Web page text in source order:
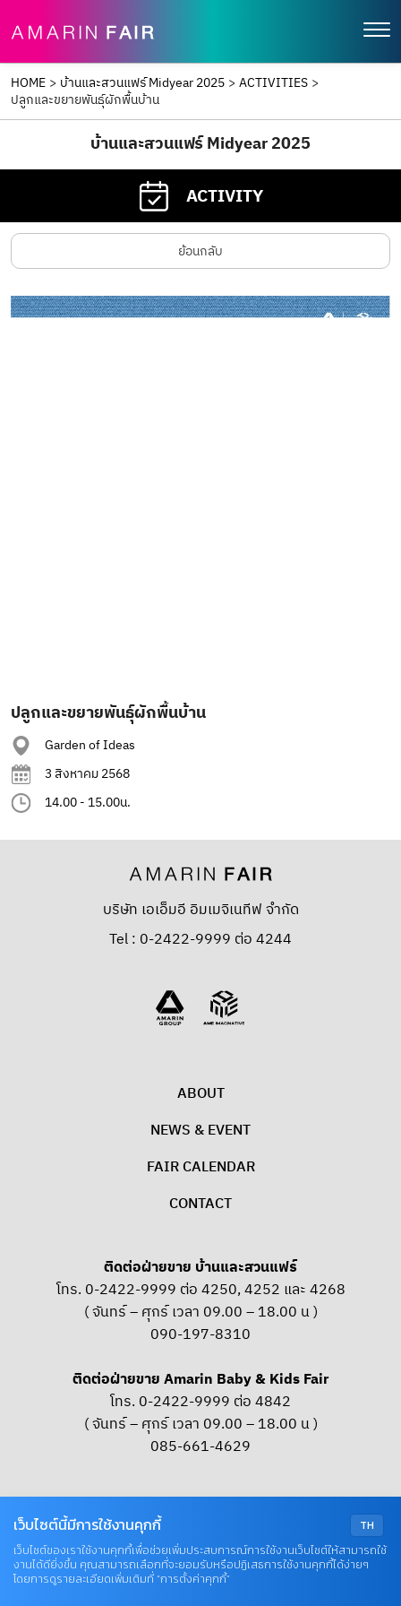
HOME > บ้านและสวนแฟร์ Midyear 2025 > ACTIVITIES >
ปลูกและขยายพันธุ์ผักพื้นบ้าน
บ้านและสวนแฟร์ Midyear 2025
ACTIVITY
ย้อนกลับ
ปลูกและขยายพันธุ์ผักพื้นบ้าน
Garden of Ideas
3 สิงหาคม 2568
14.00 - 15.00น.
บริษัท เอเอ็มอี อิมเมจิเนทีฟ จำกัด
Tel : 0-2422-9999 ต่อ 4244
ABOUT
NEWS & EVENT
FAIR CALENDAR
CONTACT
ติดต่อฝ่ายขาย บ้านและสวนแฟร์
โทร. 0-2422-9999 ต่อ 4250, 4252 และ 4268
( จันทร์ – ศุกร์ เวลา 09.00 – 18.00 น )
090-197-8310
ติดต่อฝ่ายขาย Amarin Baby & Kids Fair
โทร. 0-2422-9999 ต่อ 4842
( จันทร์ – ศุกร์ เวลา 09.00 – 18.00 น )
085-661-4629
© COPYRIGHT 2026 AME IMAGINATIVE COMPANY LIMITED
TH
เว็บไซต์นี้มีการใช้งานคุกกี้
เว็บไซต์ของเราใช้งานคุกกี้เพื่อช่วยเพิ่มประสบการณ์การใช้งานเว็บไซต์ให้สามารถใช้
งานได้ดียิ่งขึ้น คุณสามารถเลือกที่จะยอมรับหรือปฏิเสธการใช้งานคุกกี้ได้ง่ายๆ
โดยการดูรายละเอียดเพิ่มเติมที่ “การตั้งค่าคุกกี้”